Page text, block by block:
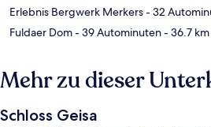
Erlebnis Bergwerk Merkers- 32
Fuldaer Dom- 39 Autominuten- 36.7 km
Mehr zu dieser
Schloss Geisa